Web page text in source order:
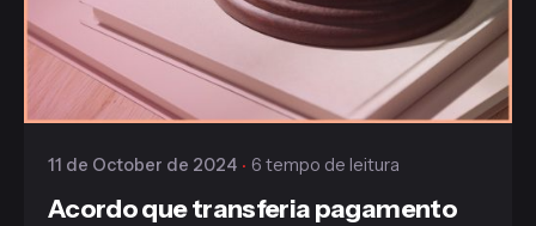
Publicado
Gaiofato & Galvão
11 de October de 2024 6 tempo de leitura
Acordo que transferia pagamento